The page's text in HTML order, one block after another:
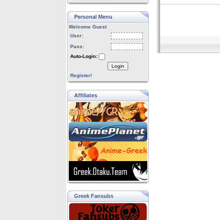
Personal Menu
Welcome Guest
User:
Pass:
Auto-Login:
Login
Register!
Affiliates
Greek Fansubs